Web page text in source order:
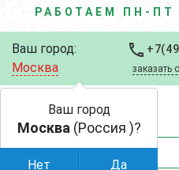
РАБОТАЕМ ПН-ПТ
Ваш город:
Москва
заказать
Ваш город
Москва (Россия )?
Нет Да